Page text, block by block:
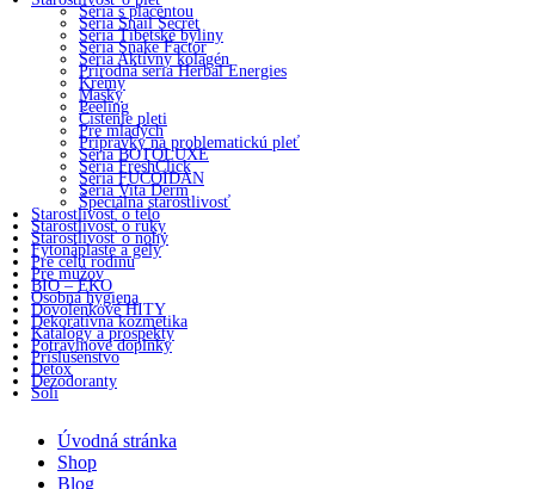
Séria s placentou
Séria Snail Secret
Séria Tibetské byliny
Séria Snake Factor
Séria Aktívny kolagén
Prírodná seria Herbal Energies
Krémy
Masky
Peeling
Čistenie pleti
Pre mladých
Prípravky na problematickú pleť
Séria BOTOLUXE
Séria FreshClick
Séria FUCOIDAN
Séria Vita Derm
Špeciálna starostlivosť
Starostlivosť o telo
Starostlivosť o ruky
Starostlivosť o nohy
Fytonáplaste a gély
Pre celú rodinu
Pre mužov
BIO – EKO
Osobná hygiena
Dovolenkové HITY
Dekoratívna kozmetika
Katalógy a prospekty
Potravinové doplnky
Príslušenstvo
Detox
Dezodoranty
Soli
Úvodná stránka
Shop
Blog